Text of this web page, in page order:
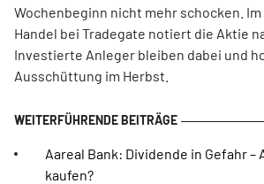
Wochenbeginn nicht mehr schocken.
Handel bei Tradegate notiert die Aktie
Investierte Anleger bleiben dabei und
Ausschüttung im Herbst.
Aareal Bank: Dividende in Gefahr
kaufen?